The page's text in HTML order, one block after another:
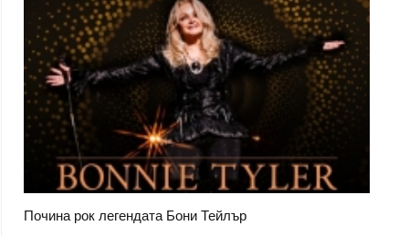
Почина рок легендата Бони Тейлър